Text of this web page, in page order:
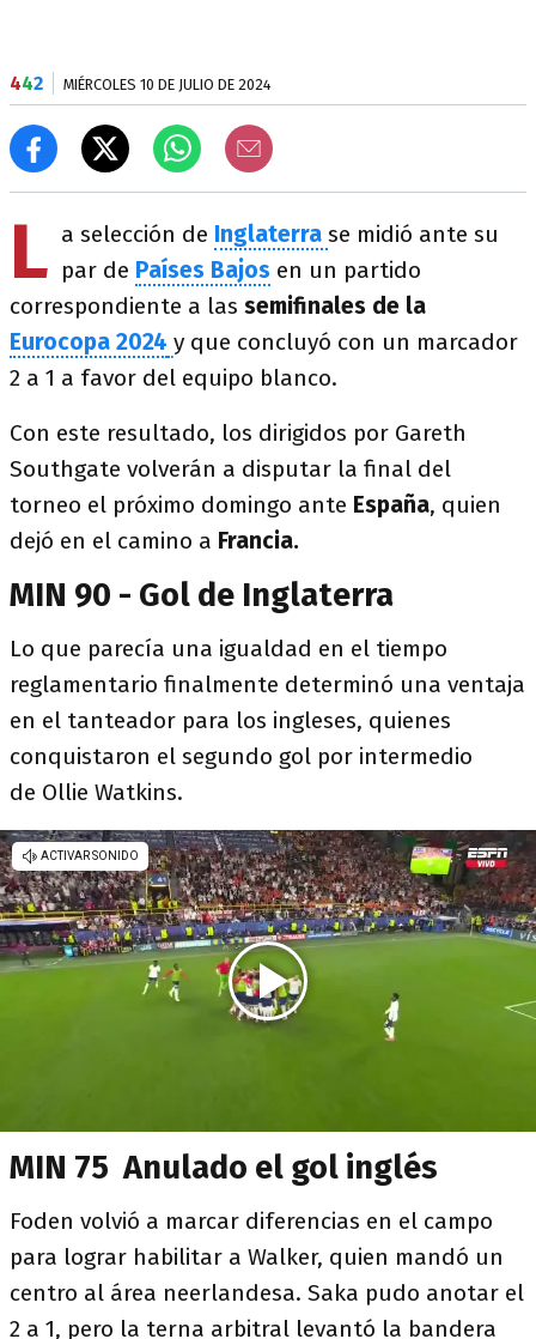
442 MIÉRCOLES 10 DE JULIO DE 2024
L a selección de Inglaterra se midió ante su
par de Países Bajos en un partido
correspondiente a las semifinales de la
Eurocopa 2024 y que concluyó con un marcador
2 a 1 a favor del equipo blanco.
Con este resultado, los dirigidos por Gareth
Southgate volverán a disputar la final del
torneo el próximo domingo ante España, quien
dejó en el camino a Francia.
MIN 90 - Gol de Inglaterra
Lo que parecía una igualdad en el tiempo
reglamentario finalmente determinó una ventaja
en el tanteador para los ingleses, quienes
conquistaron el segundo gol por intermedio
de Ollie Watkins.
MIN 75 Anulado el gol inglés
Foden volvió a marcar diferencias en el campo
para lograr habilitar a Walker, quien mandó un
centro al área neerlandesa. Saka pudo anotar el
2 a 1, pero la terna arbitral levantó la bandera